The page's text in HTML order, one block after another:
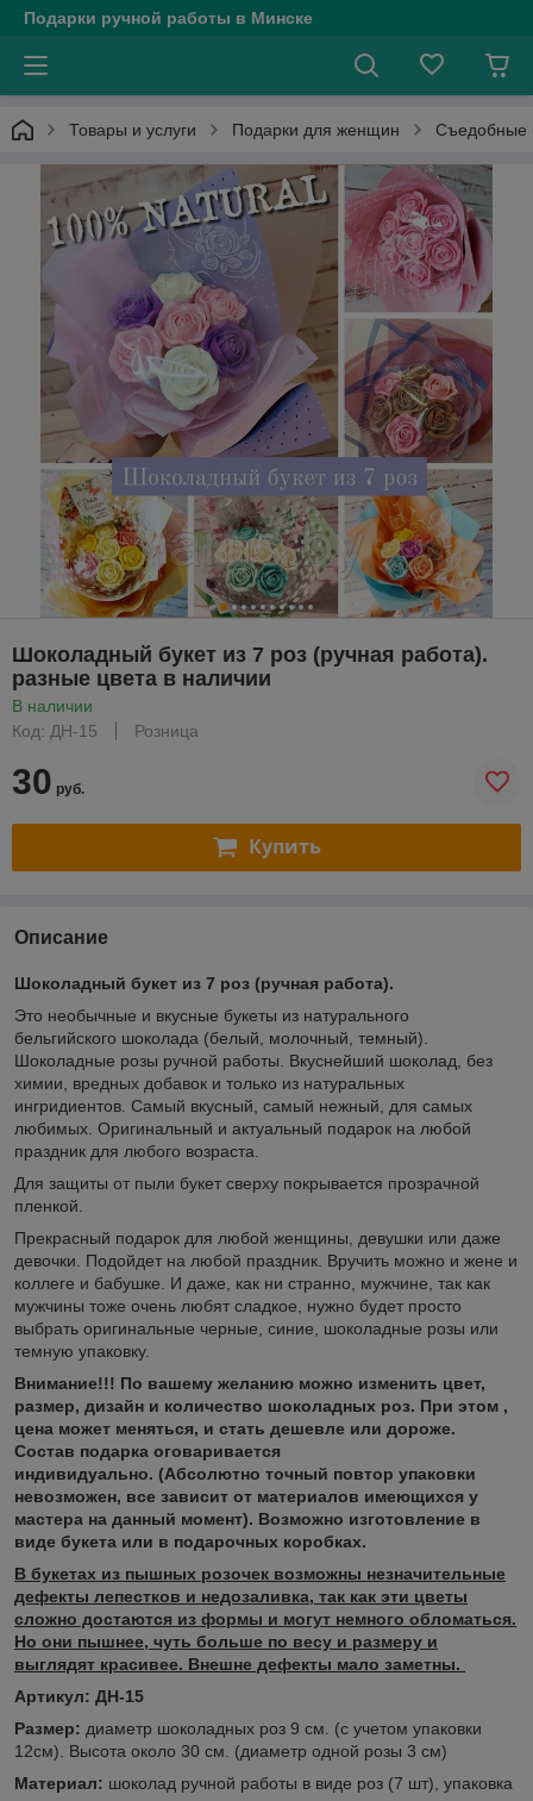
Подарки ручной работы в Минске
Товары и услуги Подарки для женщин Съедобные
Шоколадный букет из 7 роз (ручная работа).
разные цвета в наличии
В наличии
Код: ДН-15
Розница
30 руб.
Купить
Описание
Шоколадный букет из 7 роз (ручная работа).
Это необычные и вкусные букеты из натурального
бельгийского шоколада (белый, молочный, темный).
Шоколадные розы ручной работы. Вкуснейший шоколад, без
химии, вредных добавок и только из натуральных
ингридиентов. Самый вкусный, самый нежный, для самых
любимых. Оригинальный и актуальный подарок на любой
праздник для любого возраста.
Для защиты от пыли букет сверху покрывается прозрачной
пленкой.
Прекрасный подарок для любой женщины, девушки или даже
девочки. Подойдет на любой праздник. Вручить можно и жене и
коллеге и бабушке. И даже, как ни странно, мужчине, так как
мужчины тоже очень любят сладкое, нужно будет просто
выбрать оригинальные черные, синие, шоколадные розы или
темную упаковку.
Внимание!!! По вашему желанию можно изменить цвет,
размер, дизайн и количество шоколадных роз. При этом ,
цена может меняться, и стать дешевле или дороже.
Состав подарка оговаривается
индивидуально. (Абсолютно точный повтор упаковки
невозможен, все зависит от материалов имеющихся у
мастера на данный момент). Возможно изготовление в
виде букета или в подарочных коробках.
В букетах из пышных розочек возможны незначительные
дефекты лепестков и недозаливка, так как эти цветы
сложно достаются из формы и могут немного обломаться.
Но они пышнее, чуть больше по весу и размеру и
выглядят красивее. Внешне дефекты мало заметны.
Артикул: ДН-15
Размер: диаметр шоколадных роз 9 см. (с учетом упаковки
12см). Высота около 30 см. (диаметр одной розы 3 см)
Материал: шоколад ручной работы в виде роз (7 шт), упаковка